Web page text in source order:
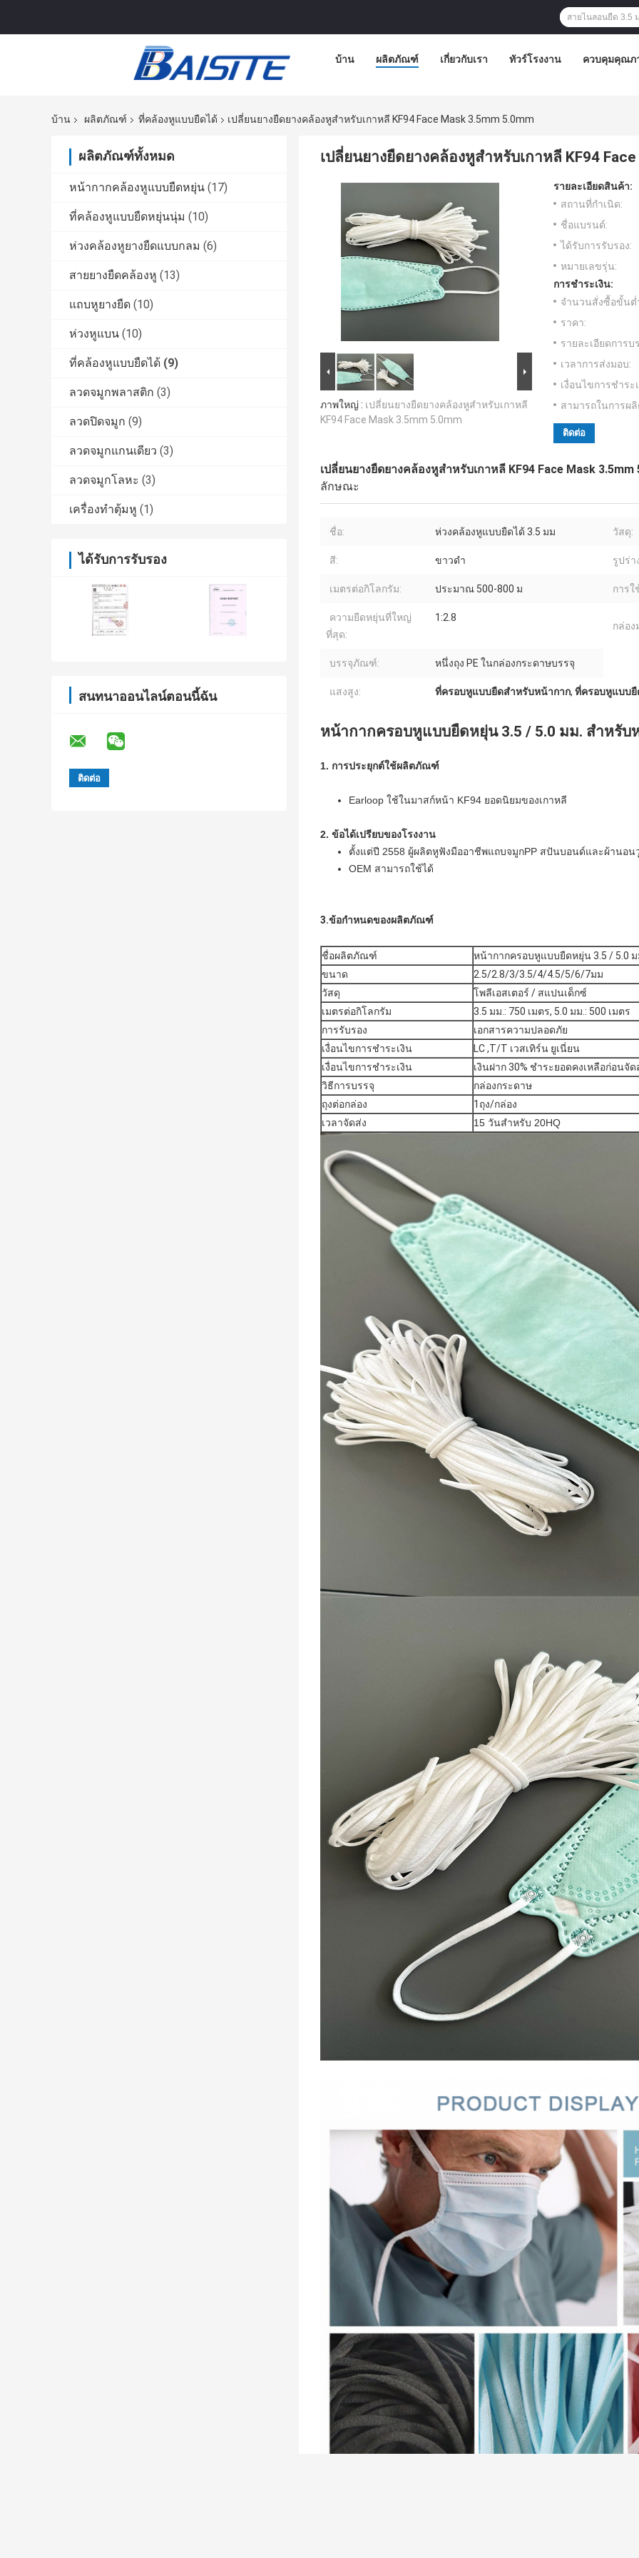
บ้าน ผลิตภัณฑ์ เกี่ยวกับเรา ทัวร์โรงงาน ควบคุมคุณภ
บ้าน ผลิตภัณฑ์ ที่คล้องหูแบบยืดได้ เปลี่ยนยางยืดยางคล้องหูสำหรับเกาหลี KF94 Face Mask 3.5mm 5.0mm
ผลิตภัณฑ์ทั้งหมด
หน้ากากคล้องหูแบบยืดหยุ่น (17)
ที่คล้องหูแบบยืดหยุ่นนุ่ม (10)
ห่วงคล้องหูยางยืดแบบกลม (6)
สายยางยืดคล้องหู (13)
แถบหูยางยืด (10)
ห่วงหูแบน (10)
ที่คล้องหูแบบยืดได้ (9)
ลวดจมูกพลาสติก (3)
ลวดปิดจมูก (9)
ลวดจมูกแกนเดียว (3)
ลวดจมูกโลหะ (3)
เครื่องทำตุ้มหู (1)
ได้รับการรับรอง
สนทนาออนไลน์ตอนนี้ฉัน
เปลี่ยนยางยืดยางคล้องหูสำหรับเกาหลี KF94 Face
ภาพใหญ่ : เปลี่ยนยางยืดยางคล้องหูสำหรับเกาหลี
KF94 Face Mask 3.5mm 5.0mm
รายละเอียดสินค้า:
สถานที่กำเนิด:
ชื่อแบรนด์:
ได้รับการรับรอง:
หมายเลขรุ่น:
การชำระเงิน:
จำนวนสั่งซื้อขั้นต่
ราคา:
รายละเอียดการบ
เวลาการส่งมอบ:
เงื่อนไขการชำระ
สามารถในการผ
ติดต่อ
เปลี่ยนยางยืดยางคล้องหูสำหรับเกาหลี KF94 Face Mask 3.5mm
ลักษณะ
ชื่อ: ห่วงคล้องหูแบบยืดได้ 3.5 มม วัสดุ:
สี: ขาวดำ รูปร่า
เมตรต่อกิโลกรัม: ประมาณ 500-800 ม การใ
ความยืดหยุ่นที่ใหญ่
ที่สุด:
1:2.8
กล่อง
บรรจุภัณฑ์: หนึ่งถุง PE ในกล่องกระดาษบรรจุ
แสงสูง: ที่ครอบหูแบบยืดสำหรับหน้ากาก, ที่ครอบหูแบบ
หน้ากากครอบหูแบบยืดหยุ่น 3.5 / 5.0 มม. สำหรับ
1. การประยุกต์ใช้ผลิตภัณฑ์
Earloop ใช้ในมาสก์หน้า KF94 ยอดนิยมของเกาหลี
2. ข้อได้เปรียบของโรงงาน
ตั้งแต่ปี 2558 ผู้ผลิตหูฟังมืออาชีพแถบจมูกPP สปันบอนด์และผ้านอน
OEM สามารถใช้ได้
3.ข้อกำหนดของผลิตภัณฑ์
ชื่อผลิตภัณฑ์
หน้ากากครอบหูแบบยืดหยุ่น 3.5 / 5.0
ขนาด
2.5/2.8/3/3.5/4/4.5/5/6/7มม
วัสดุ
โพลีเอสเตอร์ / สแปนเด็กซ์
เมตรต่อกิโลกรัม
3.5 มม.: 750 เมตร, 5.0 มม.: 500 เมตร
การรับรอง
เอกสารความปลอดภัย
เงื่อนไขการชำระเงิน
LC ,T/T เวสเทิร์น ยูเนี่ยน
เงื่อนไขการชำระเงิน
เงินฝาก 30% ชำระยอดคงเหลือก่อนจัด
วิธีการบรรจุ
กล่องกระดาษ
ถุงต่อกล่อง
1ถุง/กล่อง
เวลาจัดส่ง
15 วันสำหรับ 20HQ